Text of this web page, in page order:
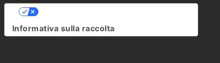
Informativa sulla raccolta
Le tue preferenze relative alla privacy